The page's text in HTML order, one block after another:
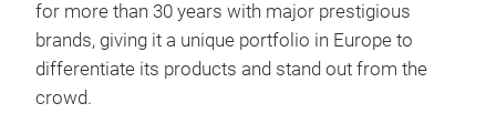
for more than 30 years with major prestigious
brands, giving it a unique portfolio in Europe to
differentiate its products and stand out from the
crowd.